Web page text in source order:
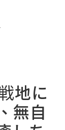
地に
無自